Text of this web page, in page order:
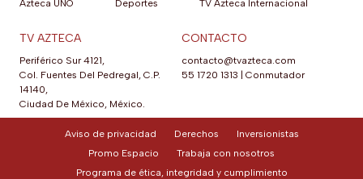
Azteca UNO
Deportes
TV Azteca Internacional
TV AZTECA
Periférico Sur 4121,
Col. Fuentes Del Pedregal, C.P.
14140,
Ciudad De México, México.
CONTACTO
contacto@tvazteca.com
55 1720 1313
Conmutador
Aviso de privacidad Derechos
Inversionistas
Promo Espacio
Trabaja con nosotros
Programa de ética, integridad y cumplimiento